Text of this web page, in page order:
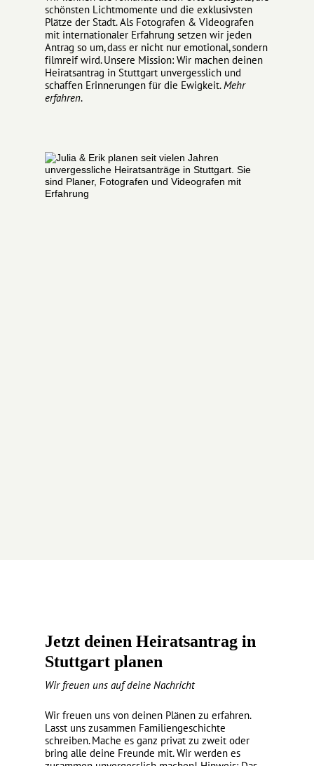
schönsten Lichtmomente und die exklusivsten
Plätze der Stadt. Als Fotografen & Videografen
mit internationaler Erfahrung setzen wir jeden
Antrag so um, dass er nicht nur emotional, sondern
filmreif wird. Unsere Mission: Wir machen deinen
Heiratsantrag in Stuttgart unvergesslich und
schaffen Erinnerungen für die Ewigkeit.Mehr
erfahren.
Jetzt deinen Heiratsantrag in
Stuttgart planen
Wir freuen uns auf deine Nachricht
Wir freuen uns von deinen Plänen zu erfahren.
Lasst uns zusammen Familiengeschichte
schreiben. Mache es ganz privat zu zweit oder
bring alle deine Freunde mit. Wir werden es